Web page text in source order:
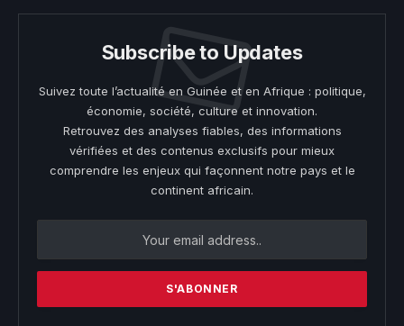
Subscribe to Updates
Suivez toute l’actualité en Guinée et en Afrique : politique,
économie, société, culture et innovation.
Retrouvez des analyses fiables, des informations
vérifiées et des contenus exclusifs pour mieux
comprendre les enjeux qui façonnent notre pays et le
continent africain.